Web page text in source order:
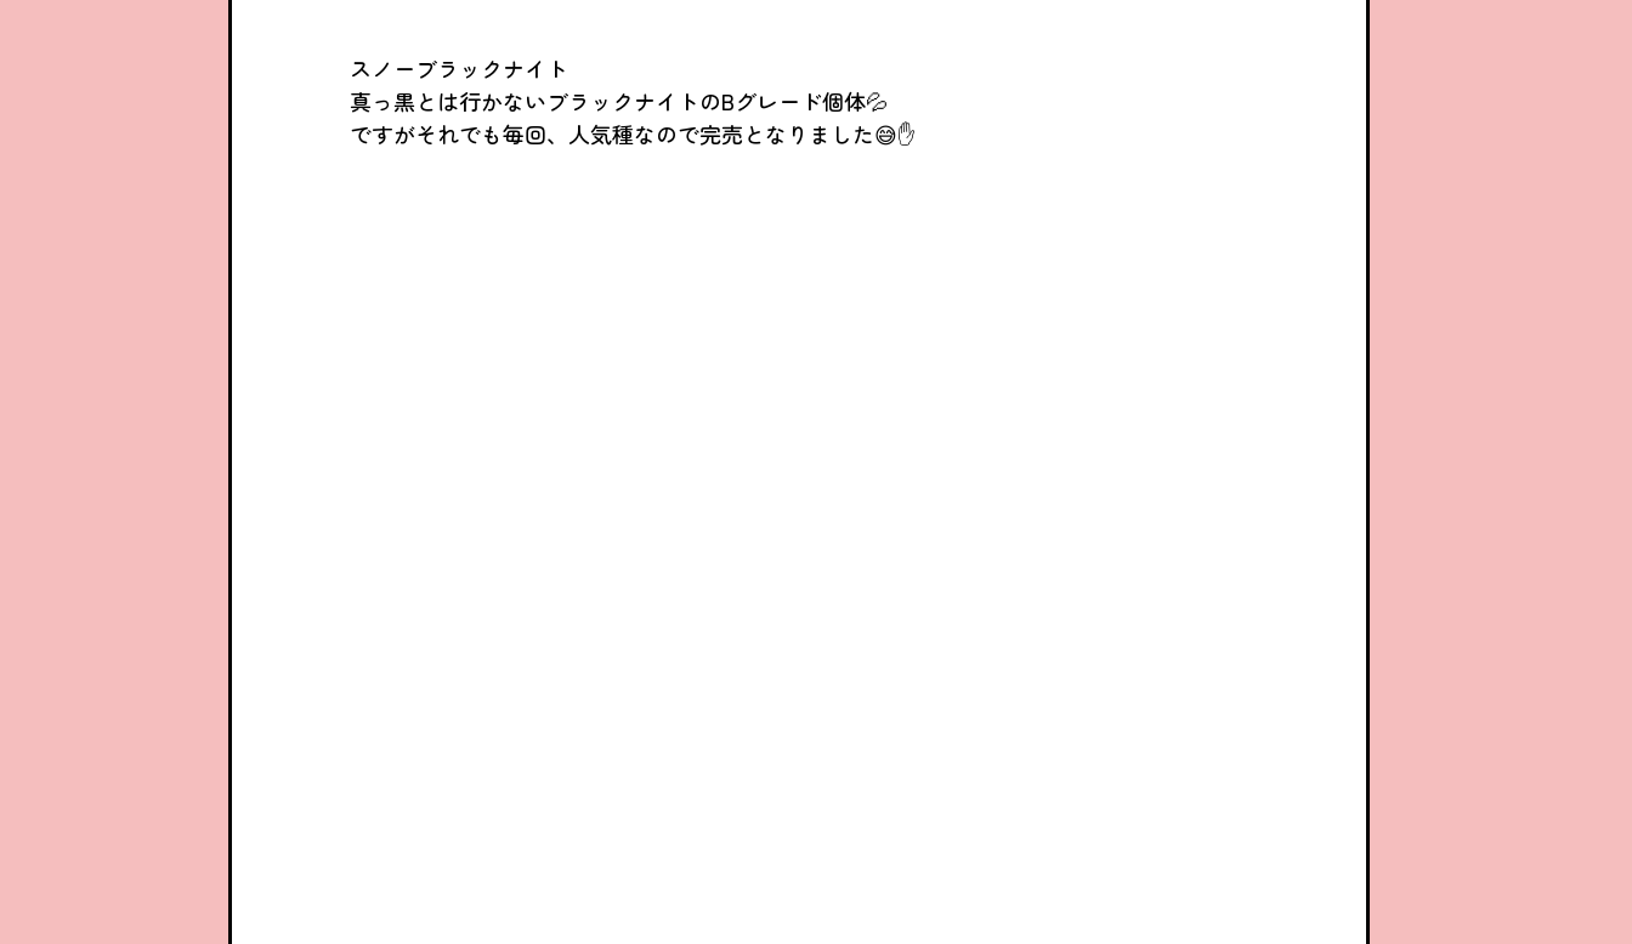
スノーブラックナイト
真っ黒とは行かないブラックナイトのBグレード個体💦
ですがそれでも毎回、人気種なので完売となりました😅✋